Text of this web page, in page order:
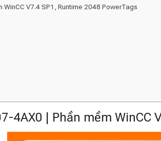
WinCC V7.4 SP1, Runtime 2048 PowerTags
4AX0 | Phần mềm WinCC